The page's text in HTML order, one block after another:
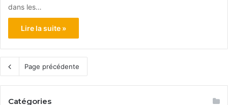
dans les…
Lire la suite »
Page précédente
Catégories